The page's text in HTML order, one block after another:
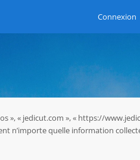
Connexion
», « jedicut.com », « https://
n’importe quelle information